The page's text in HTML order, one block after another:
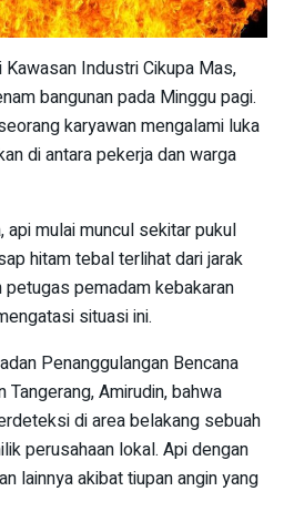
Industri Cikupa Mas,
bangunan pada Minggu pagi.
karyawan mengalami luka
di antara pekerja dan warga
api mulai muncul sekitar pukul
hitam tebal terlihat dari jarak
petugas pemadam kebakaran
situasi ini.
Penanggulangan Bencana
Amirudin, bahwa
di area belakang sebuah
perusahaan lokal. Api dengan
lainnya akibat tiupan angin yang